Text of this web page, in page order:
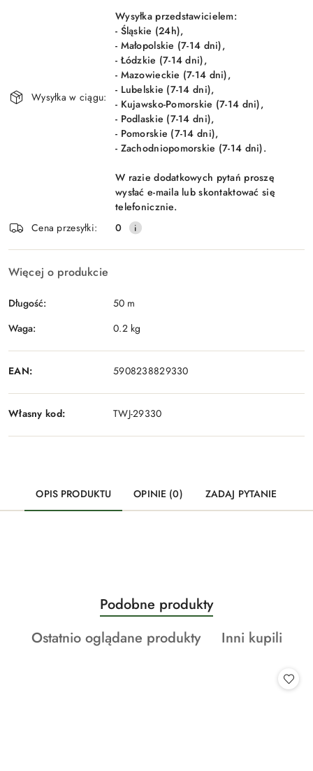
Wyślij
Wysyłka w ciągu:
Wysyłka przedstawicielem:
- Śląskie (24h),
- Małopolskie (7-14 dni),
- Łódzkie (7-14 dni),
- Mazowieckie (7-14 dni),
- Lubelskie (7-14 dni),
- Kujawsko-Pomorskie (7-14 dni),
- Podlaskie (7-14 dni),
- Pomorskie (7-14 dni),
- Zachodniopomorskie (7-14 dni).
W razie dodatkowych pytań proszę
wysłać e-maila lub skontaktować się
telefonicznie.
Cena przesyłki:
0
Więcej o produkcie
Długość:
50 m
Waga:
0.2 kg
EAN: 5908238829330
Własny kod: TWJ-29330
OPIS PRODUKTU OPINIE (0) ZADAJ PYTANIE
Pomiń karuzelę produktów
Produkty
o
statusie:
Podobne produkty
Produkty
Ostatnio oglądane produkty
Produkty
Inni kupili